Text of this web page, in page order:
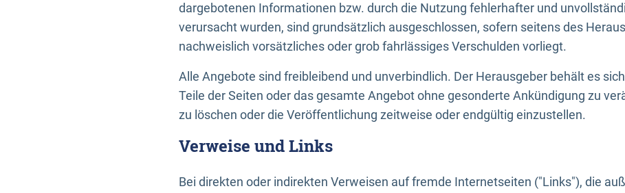
dargebotenen Informationen bzw. durch die Nutzung fehlerhafter und
verursacht wurden, sind grundsätzlich ausgeschlossen, sofern seitens des
nachweislich vorsätzliches oder grob fahrlässiges Verschulden vorliegt.
Alle Angebote sind freibleibend und unverbindlich. Der Herausgeber behält es
Teile der Seiten oder das gesamte Angebot ohne gesonderte Ankündigung zu
zu löschen oder die Veröffentlichung zeitweise oder endgültig einzustellen.
Verweise und Links
Bei direkten oder indirekten Verweisen auf fremde Internetseiten ("Links"), die